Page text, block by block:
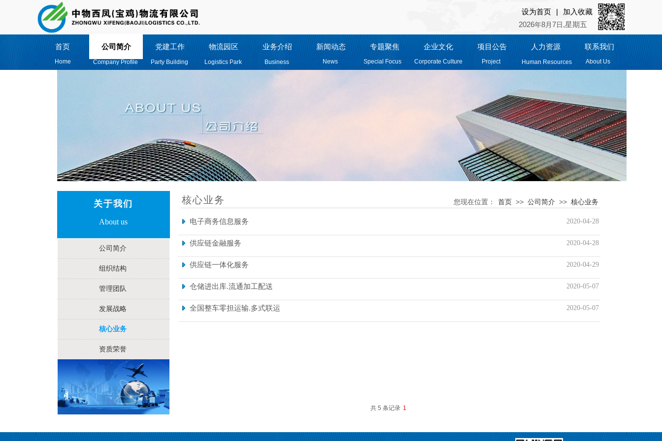
设为首页 | 加入收藏
2026年8月7日,星期五
设为首页 | 加入收藏
2026年8月7日,星期五
Party Building News Special Focus
Business
Logistics Park
Home Company Profile About Us
Human Resources
Corporate Culture Project
首页 公司简介 党建工作 物流园区 业务介绍 新闻动态 专题聚焦 企业文化 项目公告 人力资源 联系我们
核心业务 您现在位置：
关于我们 首页 >> 公司简介 >> 核心业务
电子商务信息服务​ 2020-04-28
供应链金融服务 2020-04-28
供应链一体化服务 2020-04-29
仓储进出库.流通加工配送 2020-05-07
全国整车零担运输.多式联运 2020-05-07
共 5 条记录 1
About us
公司简介
组织结构
管理团队
发展战略
核心业务
资质荣誉